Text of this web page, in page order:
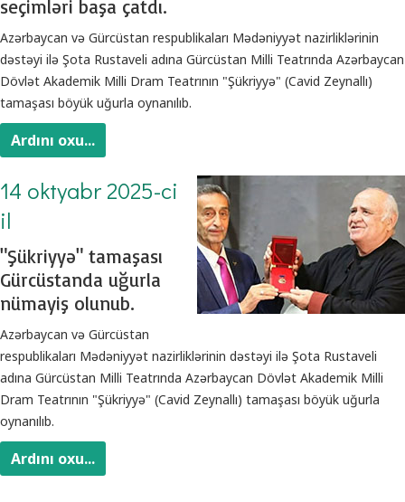
seçimləri başa çatdı.
Azərbaycan və Gürcüstan respublikaları Mədəniyyət nazirliklərinin
dəstəyi ilə Şota Rustaveli adına Gürcüstan Milli Teatrında Azərbaycan
Dövlət Akademik Milli Dram Teatrının "Şükriyyə" (Cavid Zeynallı)
tamaşası böyük uğurla oynanılıb.
Ardını oxu...
14 oktyabr 2025-ci
il
"Şükriyyə" tamaşası
Gürcüstanda uğurla
nümayiş olunub.
Azərbaycan və Gürcüstan
respublikaları Mədəniyyət nazirliklərinin dəstəyi ilə Şota Rustaveli
adına Gürcüstan Milli Teatrında Azərbaycan Dövlət Akademik Milli
Dram Teatrının "Şükriyyə" (Cavid Zeynallı) tamaşası böyük uğurla
oynanılıb.
Ardını oxu...